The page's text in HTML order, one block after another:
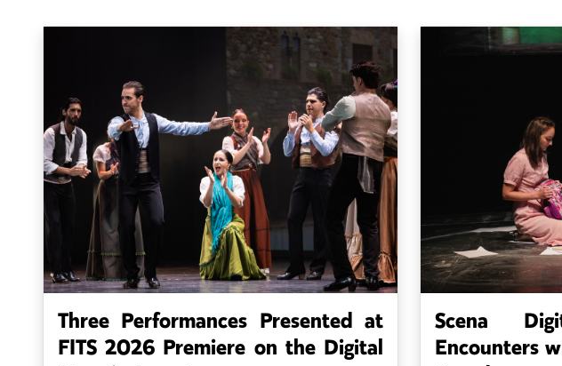
Three Performances Presented at
FITS 2026 Premiere on the Digital
Scena
Encounters